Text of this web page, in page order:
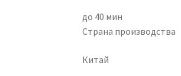
до 40 мин
Страна производства
Китай